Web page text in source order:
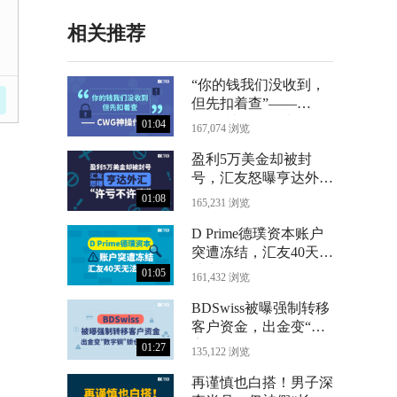
相关推荐
01:04
“你的钱我们没收到，
但先扣着查”——
CWG神操作曝光
167,074 浏览
01:08
盈利5万美金却被封
号，汇友怒曝亨达外汇
“许亏不许赢”
165,231 浏览
01:05
D Prime德璞资本账户
突遭冻结，汇友40天无
法出金
161,432 浏览
01:27
BDSwiss被曝强制转移
客户资金，出金变“数
字铜”锁仓24个月
135,122 浏览
再谨慎也白搭！男子深